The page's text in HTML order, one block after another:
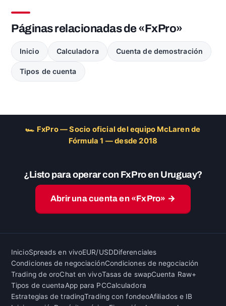
Páginas relacionadas de «FxPro»
Inicio Calculadora Cuenta de demostración
Tipos de cuenta
🏎 FxPro — Socio oficial del equipo McLaren de
Fórmula 1 — desde 2018
¿Listo para operar con FxPro en Uruguay?
Abrir una cuenta en «FxPro» →
InicioSpreads en vivoEUR/USDDiferenciales
Condiciones de negociaciónCondiciones de negociación
Trading de oroChat en vivoTasas de swapCuenta Raw+
Tipos de cuentaApp para PCCalculadora
Estrategias de tradingTrading con fondeoAfiliados e IB